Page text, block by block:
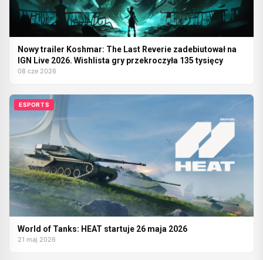
Nowy trailer Koshmar: The Last Reverie zadebiutował na
IGN Live 2026. Wishlista gry przekroczyła 135 tysięcy
08 cze 2026
ESPORTS
World of Tanks: HEAT startuje 26 maja 2026
21 maj 2026